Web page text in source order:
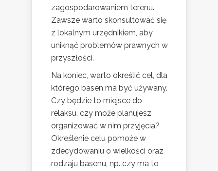
zagospodarowaniem terenu.
Zawsze warto skonsultować się
z lokalnym urzędnikiem, aby
uniknąć problemów prawnych w
przyszłości.
Na koniec, warto określić cel, dla
którego basen ma być używany.
Czy będzie to miejsce do
relaksu, czy może planujesz
organizować w nim przyjęcia?
Określenie celu pomoże w
zdecydowaniu o wielkości oraz
rodzaju basenu, np. czy ma to